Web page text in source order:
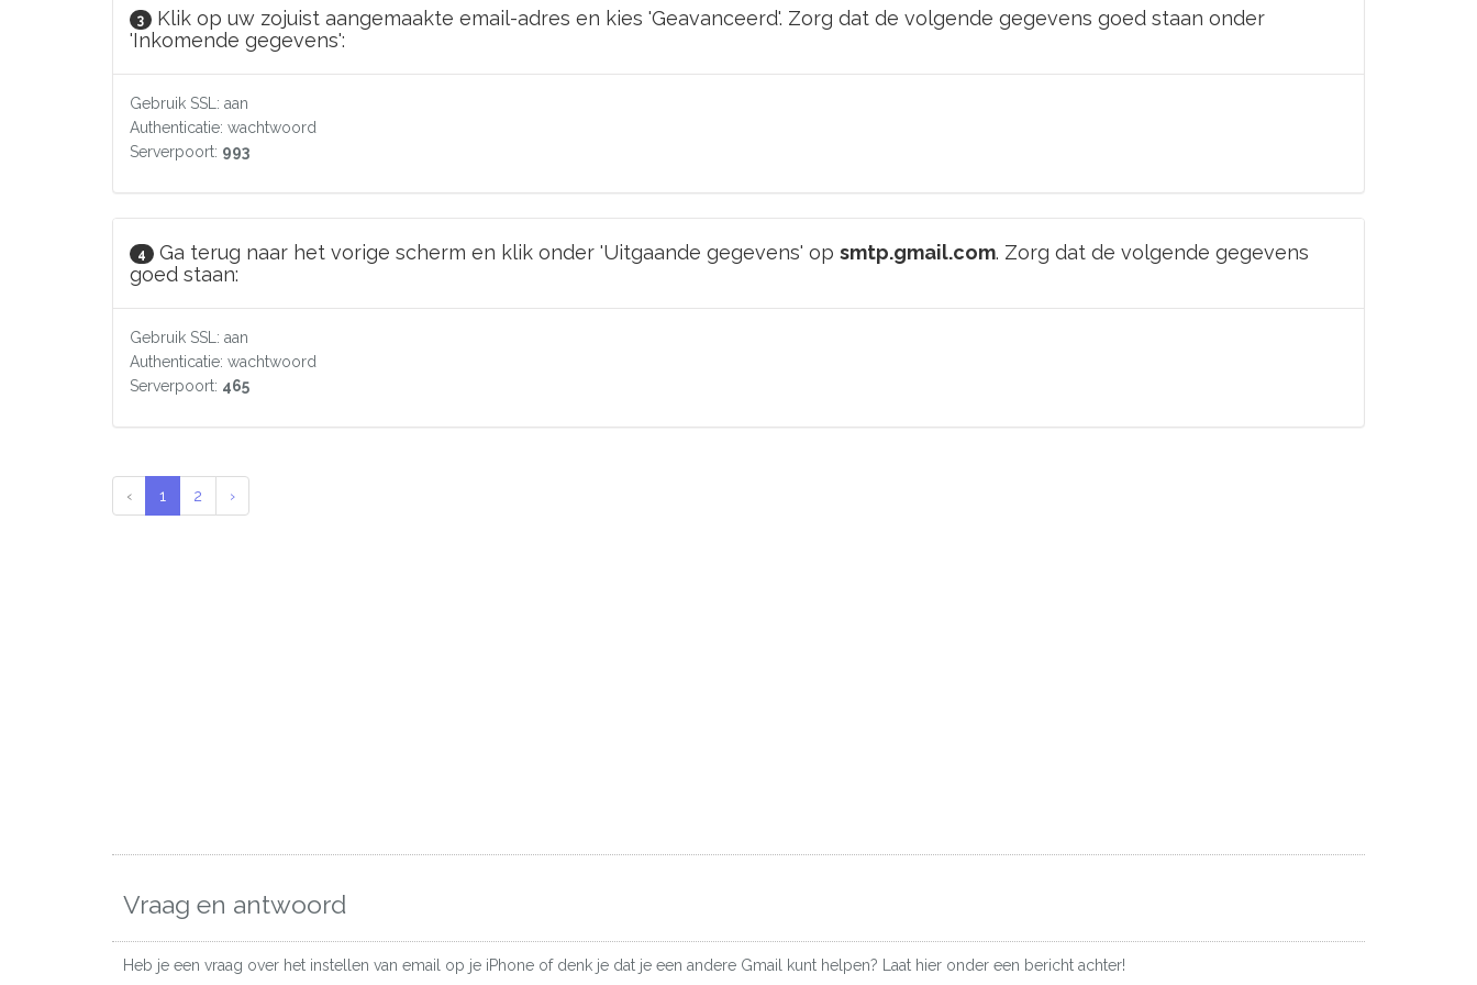
3
Klik op uw zojuist aangemaakte email-adres en kies 'Geavanceerd'. Zorg dat de volgende gegevens goed staan onder
'Inkomende gegevens':
Gebruik SSL: aan
Authenticatie: wachtwoord
Serverpoort: 993
4 Ga terug naar het vorige scherm en klik onder 'Uitgaande gegevens' op smtp.gmail.com. Zorg dat de volgende gegevens
goed staan:
Gebruik SSL: aan
Authenticatie: wachtwoord
Serverpoort: 465
‹ 1 2 ›
Vraag en antwoord
Heb je een vraag over het instellen van email op je iPhone of denk je dat je een andere Gmail kunt helpen? Laat hier onder een bericht achter!